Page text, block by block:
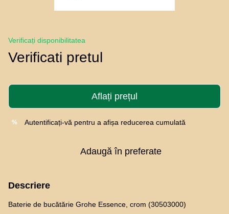
Verificați disponibilitatea
Verificati pretul
Aflați prețul
% Autentificați-vă pentru a afișa reducerea cumulată
Adaugă în preferate
Descriere
Baterie de bucătărie Grohe Essence, crom (30503000)